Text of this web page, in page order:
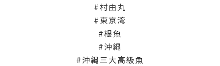
村由丸
東京湾
根魚
沖縄
沖縄三大高級魚